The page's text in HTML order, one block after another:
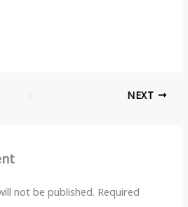
NEXT
not be published. Required